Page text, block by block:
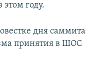
году.
дня саммита
принятия в ШОС